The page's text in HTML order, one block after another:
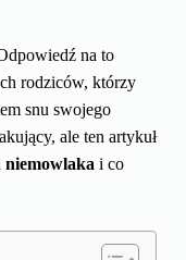
na to
rodziców, którzy
snu swojego
ale ten artykuł
niemowlaka i co